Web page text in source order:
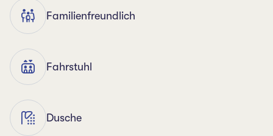
Familienfreundlich
Fahrstuhl
Dusche